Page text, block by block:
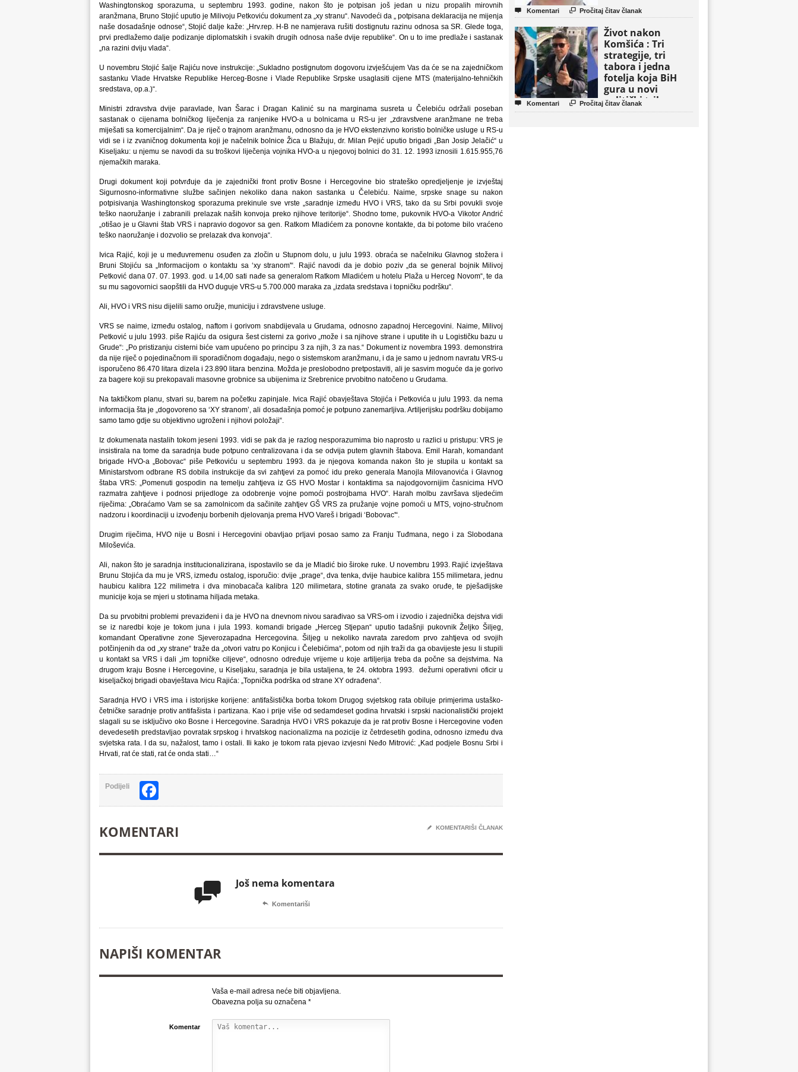
Washingtonskog sporazuma, u septembru 1993. godine, nakon što je potpisan još jedan u nizu propalih mirovnih
aranžmana, Bruno Stojić uputio je Milivoju Petkoviću dokument za „xy stranu“. Navodeći da „ potpisana deklaracija ne mijenja
naše dosadašnje odnose“, Stojić dalje kaže: „Hrv.rep. H-B ne namjerava rušiti dostignutu razinu odnosa sa SR. Glede toga,
prvi predlažemo dalje podizanje diplomatskih i svakih drugih odnosa naše dvije republike“. On u to ime predlaže i sastanak
„na razini dviju vlada“.
U novembru Stojić šalje Rajiću nove instrukcije: „Sukladno postignutom dogovoru izvješćujem Vas da će se na zajedničkom
sastanku Vlade Hrvatske Republike Herceg-Bosne i Vlade Republike Srpske usaglasiti cijene MTS (materijalno-tehničkih
sredstava, op.a.)“.
Ministri zdravstva dvije paravlade, Ivan Šarac i Dragan Kalinić su na marginama susreta u Čelebiću održali poseban
sastanak o cijenama bolničkog liječenja za ranjenike HVO-a u bolnicama u RS-u jer „zdravstvene aranžmane ne treba
miješati sa komercijalnim“. Da je riječ o trajnom aranžmanu, odnosno da je HVO ekstenzivno koristio bolničke usluge u RS-u
vidi se i iz zvaničnog dokumenta koji je načelnik bolnice Žica u Blažuju, dr. Milan Pejić uputio brigadi „Ban Josip Jelačić“ u
Kiseljaku: u njemu se navodi da su troškovi liječenja vojnika HVO-a u njegovoj bolnici do 31. 12. 1993 iznosili 1.615.955,76
njemačkih maraka.
Drugi dokument koji potvrđuje da je zajednički front protiv Bosne i Hercegovine bio strateško opredjeljenje je izvještaj
Sigurnosno-informativne službe sačinjen nekoliko dana nakon sastanka u Čelebiću. Naime, srpske snage su nakon
potpisivanja Washingtonskog sporazuma prekinule sve vrste „saradnje između HVO i VRS, tako da su Srbi povukli svoje
teško naoružanje i zabranili prelazak naših konvoja preko njihove teritorije“. Shodno tome, pukovnik HVO-a Vikotor Andrić
„otišao je u Glavni štab VRS i napravio dogovor sa gen. Ratkom Mladićem za ponovne kontakte, da bi potome bilo vraćeno
teško naoružanje i dozvolio se prelazak dva konvoja“.
Ivica Rajić, koji je u međuvremenu osuđen za zločin u Stupnom dolu, u julu 1993. obraća se načelniku Glavnog stožera i
Bruni Stojiću sa „Informacijom o kontaktu sa ‘xy stranom'“. Rajić navodi da je dobio poziv „da se general bojnik Milivoj
Petković dana 07. 07. 1993. god. u 14,00 sati nađe sa generalom Ratkom Mladićem u hotelu Plaža u Herceg Novom“, te da
su mu sagovornici saopštili da HVO duguje VRS-u 5.700.000 maraka za „izdata sredstava i topničku podršku“.
Ali, HVO i VRS nisu dijelili samo oružje, municiju i zdravstvene usluge.
VRS se naime, između ostalog, naftom i gorivom snabdijevala u Grudama, odnosno zapadnoj Hercegovini. Naime, Milivoj
Petković u julu 1993. piše Rajiću da osigura šest cisterni za gorivo „može i sa njihove strane i uputite ih u Logističku bazu u
Grude“: „Po pristizanju cisterni biće vam upućeno po principu 3 za njih, 3 za nas.“ Dokument iz novembra 1993. demonstrira
da nije riječ o pojedinačnom ili sporadičnom događaju, nego o sistemskom aranžmanu, i da je samo u jednom navratu VRS-u
isporučeno 86.470 litara dizela i 23.890 litara benzina. Možda je preslobodno pretpostaviti, ali je sasvim moguće da je gorivo
za bagere koji su prekopavali masovne grobnice sa ubijenima iz Srebrenice prvobitno natočeno u Grudama.
Na taktičkom planu, stvari su, barem na početku zapinjale. Ivica Rajić obavještava Stojića i Petkovića u julu 1993. da nema
informacija šta je „dogovoreno sa ‘XY stranom’, ali dosadašnja pomoć je potpuno zanemarljiva. Artiljerijsku podršku dobijamo
samo tamo gdje su objektivno ugroženi i njihovi položaji“.
Iz dokumenata nastalih tokom jeseni 1993. vidi se pak da je razlog nesporazumima bio naprosto u razlici u pristupu: VRS je
insistirala na tome da saradnja bude potpuno centralizovana i da se odvija putem glavnih štabova. Emil Harah, komandant
brigade HVO-a „Bobovac“ piše Petkoviću u septembru 1993. da je njegova komanda nakon što je stupila u kontakt sa
Ministarstvom odbrane RS dobila instrukcije da svi zahtjevi za pomoć idu preko generala Manojla Milovanovića i Glavnog
štaba VRS: „Pomenuti gospodin na temelju zahtjeva iz GS HVO Mostar i kontaktima sa najodgovornijim časnicima HVO
razmatra zahtjeve i podnosi prijedloge za odobrenje vojne pomoći postrojbama HVO“. Harah molbu završava sljedećim
riječima: „Obraćamo Vam se sa zamolnicom da sačinite zahtjev GŠ VRS za pružanje vojne pomoći u MTS, vojno-stručnom
nadzoru i koordinaciji u izvođenju borbenih djelovanja prema HVO Vareš i brigadi ‘Bobovac'“.
Drugim riječima, HVO nije u Bosni i Hercegovini obavljao prljavi posao samo za Franju Tuđmana, nego i za Slobodana
Miloševića.
Ali, nakon što je saradnja institucionalizirana, ispostavilo se da je Mladić bio široke ruke. U novembru 1993. Rajić izvještava
Brunu Stojića da mu je VRS, između ostalog, isporučio: dvije „prage“, dva tenka, dvije haubice kalibra 155 milimetara, jednu
haubicu kalibra 122 milimetra i dva minobacača kalibra 120 milimetara, stotine granata za svako oruđe, te pješadijske
municije koja se mjeri u stotinama hiljada metaka.
Da su prvobitni problemi prevaziđeni i da je HVO na dnevnom nivou sarađivao sa VRS-om i izvodio i zajednička dejstva vidi
se iz naredbi koje je tokom juna i jula 1993. komandi brigade „Herceg Stjepan“ uputio tadašnji pukovnik Željko Šiljeg,
komandant Operativne zone Sjeverozapadna Hercegovina. Šiljeg u nekoliko navrata zaredom prvo zahtjeva od svojih
potčinjenih da od „xy strane“ traže da „otvori vatru po Konjicu i Čelebićima“, potom od njih traži da ga obavijeste jesu li stupili
u kontakt sa VRS i dali „im topničke ciljeve“, odnosno određuje vrijeme u koje artiljerija treba da počne sa dejstvima. Na
drugom kraju Bosne i Hercegovine, u Kiseljaku, saradnja je bila ustaljena, te 24. oktobra 1993. dežurni operativni oficir u
kiseljačkoj brigadi obavještava Ivicu Rajića: „Topnička podrška od strane XY odrađena“.
Saradnja HVO i VRS ima i istorijske korijene: antifašistička borba tokom Drugog svjetskog rata obiluje primjerima ustaško-
četničke saradnje protiv antifašista i partizana. Kao i prije više od sedamdeset godina hrvatski i srpski nacionalistički projekt
slagali su se isključivo oko Bosne i Hercegovine. Saradnja HVO i VRS pokazuje da je rat protiv Bosne i Hercegovine vođen
devedesetih predstavljao povratak srpskog i hrvatskog nacionalizma na pozicije iz četrdesetih godina, odnosno između dva
svjetska rata. I da su, nažalost, tamo i ostali. Ili kako je tokom rata pjevao izvjesni Neđo Mitrović: „Kad podjele Bosnu Srbi i
Hrvati, rat će stati, rat će onda stati…“
Podijeli
KOMENTARI ✎ KOMENTARIŠI ČLANAK
 Još nema komentara
 Komentariši
NAPIŠI KOMENTAR
Vaša e-mail adresa neće biti objavljena.
Obavezna polja su označena *
Komentar
 Komentari  Pročitaj čitav članak
Život nakon
Komšića : Tri
strategije, tri
tabora i jedna
fotelja koja BiH
gura u novi
politički triler
 Komentari  Pročitaj čitav članak